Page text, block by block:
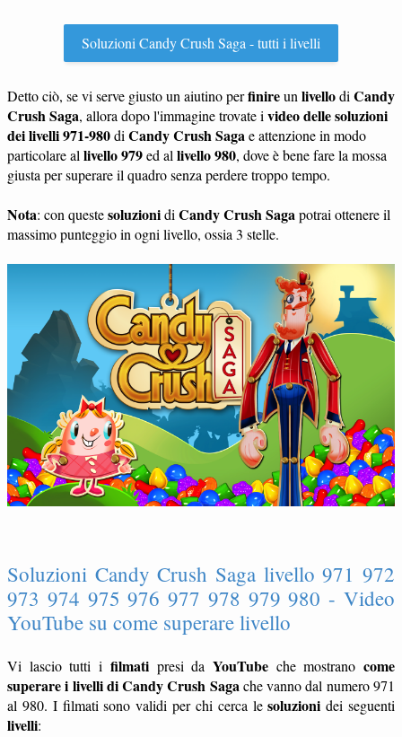
Soluzioni Candy Crush Saga - tutti i livelli
Detto ciò, se vi serve giusto un aiutino perfinireun livellodi Candy
Crush Saga, allora dopo l'immagine trovate i video delle soluzioni
dei livelli 971-980di Candy Crush Sagae attenzione in modo
particolare al livello 979ed al livello 980, dove è bene fare la mossa
giusta per superare il quadro senza perdere troppo tempo.
Nota: con questesoluzionidi Candy Crush Sagapotrai ottenere il
massimo punteggio in ogni livello, ossia 3 stelle.
Soluzioni Candy Crush Saga livello 971 972
973 974 975 976 977 978 979 980 - Video
YouTube su come superare livello
Vi lascio tutti i filmatipresi da YouTubeche mostranocome
superare i livelli di Candy Crush Saga che vanno dal numero 971
al 980. I filmati sono validi per chi cerca lesoluzioni dei seguenti
livelli: